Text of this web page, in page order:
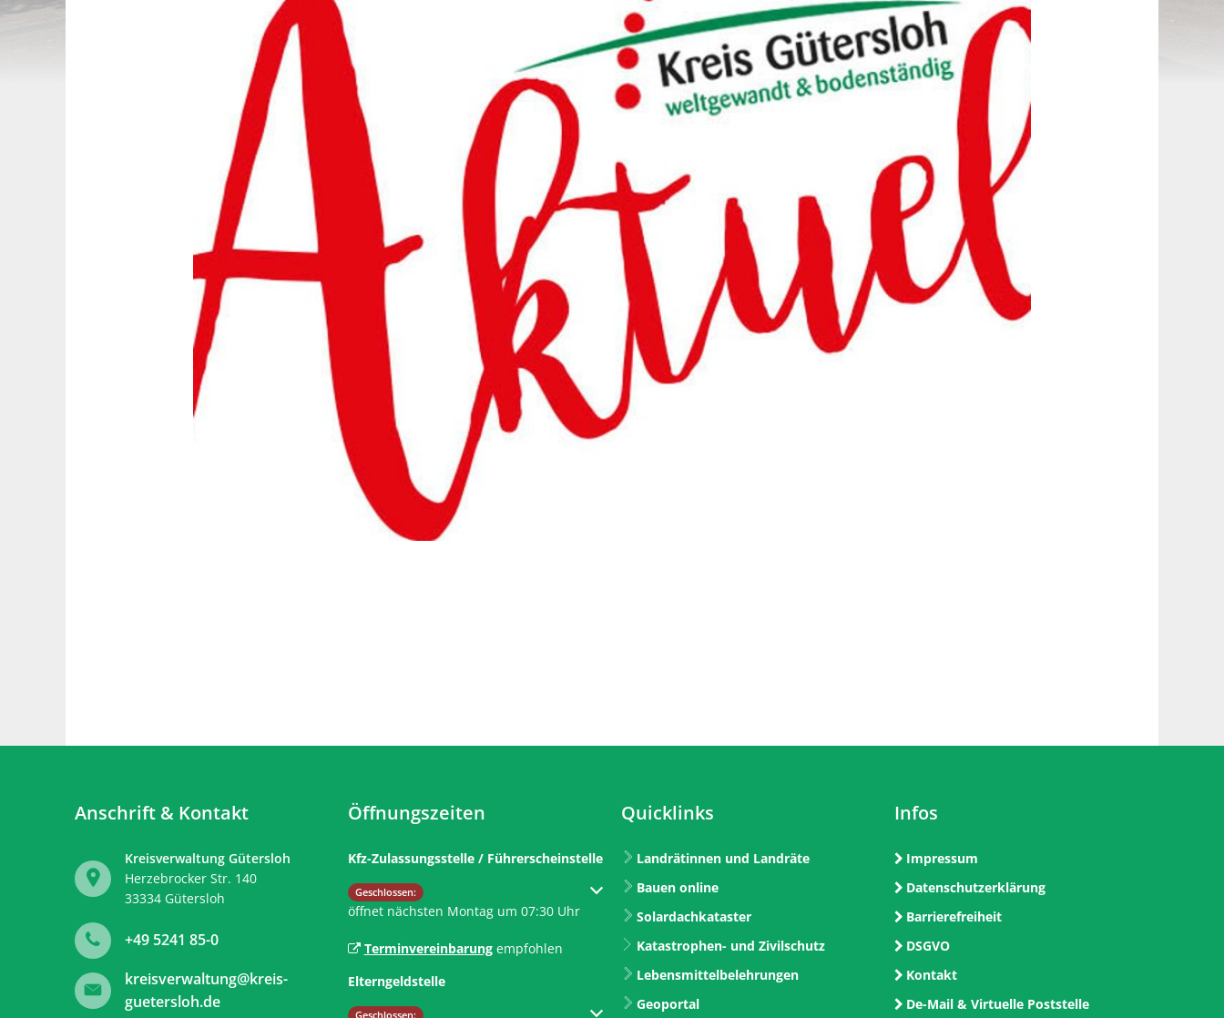
Anschrift & Kontakt
Kreisverwaltung Gütersloh
Herzebrocker Str. 140
33334 Gütersloh
+49 5241 85-0
kreisverwaltung@kreis-
guetersloh.de
Öffnungszeiten
Kfz-Zulassungsstelle / Führerscheinstelle
Klicken, um weitere Öffnungs- oder Schließzeiten auszublenden
Geschlossen:
öffnet nächsten Montag um 07:30 Uhr
Terminvereinbarungempfohlen
Elterngeldstelle
Klicken, um weitere Öffnungs- oder Schließzeiten auszublenden
Geschlossen:
Quicklinks
Landrätinnen und Landräte
Bauen online
Solardachkataster
Katastrophen- und Zivilschutz
Lebensmittelbelehrungen
Geoportal
Infos
Impressum
Datenschutzerklärung
Barrierefreiheit
DSGVO
Kontakt
De-Mail & Virtuelle Poststelle